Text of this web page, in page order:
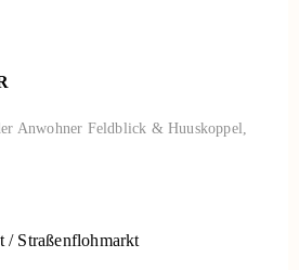
Anwohner Feldblick & Huuskoppel,
/ Straßenflohmarkt